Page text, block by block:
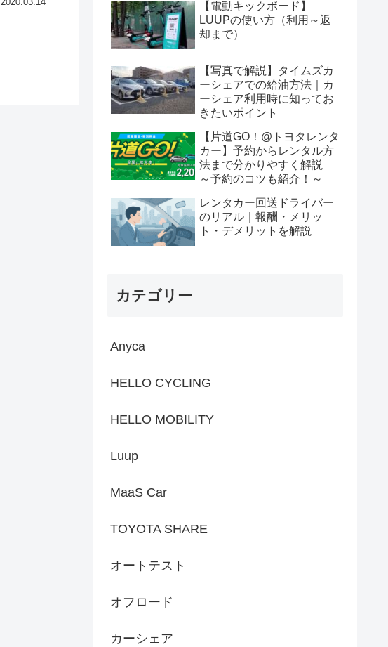
2020.03.14
【電動キックボード】
LUUPの使い方（利用～返
却まで）
【写真で解説】タイムズカ
ーシェアでの給油方法｜カ
ーシェア利用時に知ってお
きたいポイント
【片道GO！@トヨタレンタ
カー】予約からレンタル方
法まで分かりやすく解説
～予約のコツも紹介！～
レンタカー回送ドライバー
のリアル｜報酬・メリッ
ト・デメリットを解説
カテゴリー
Anyca
HELLO CYCLING
HELLO MOBILITY
Luup
MaaS Car
TOYOTA SHARE
オートテスト
オフロード
カーシェア